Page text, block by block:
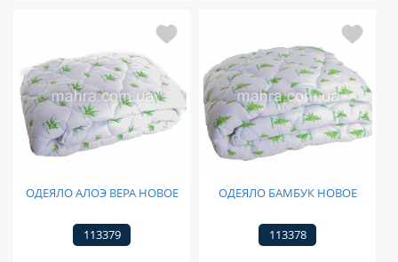
ОДЕЯЛО АЛОЭ ВЕРА НОВОЕ
113379
ОДЕЯЛО БАМБУК НОВОЕ
113378